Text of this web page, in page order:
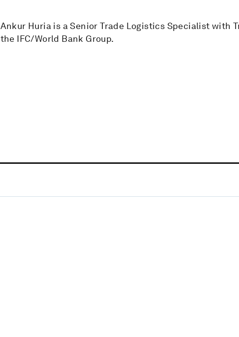
Ankur Huria is a Senior Trade Logistics Specialist with
the IFC/World Bank Group.